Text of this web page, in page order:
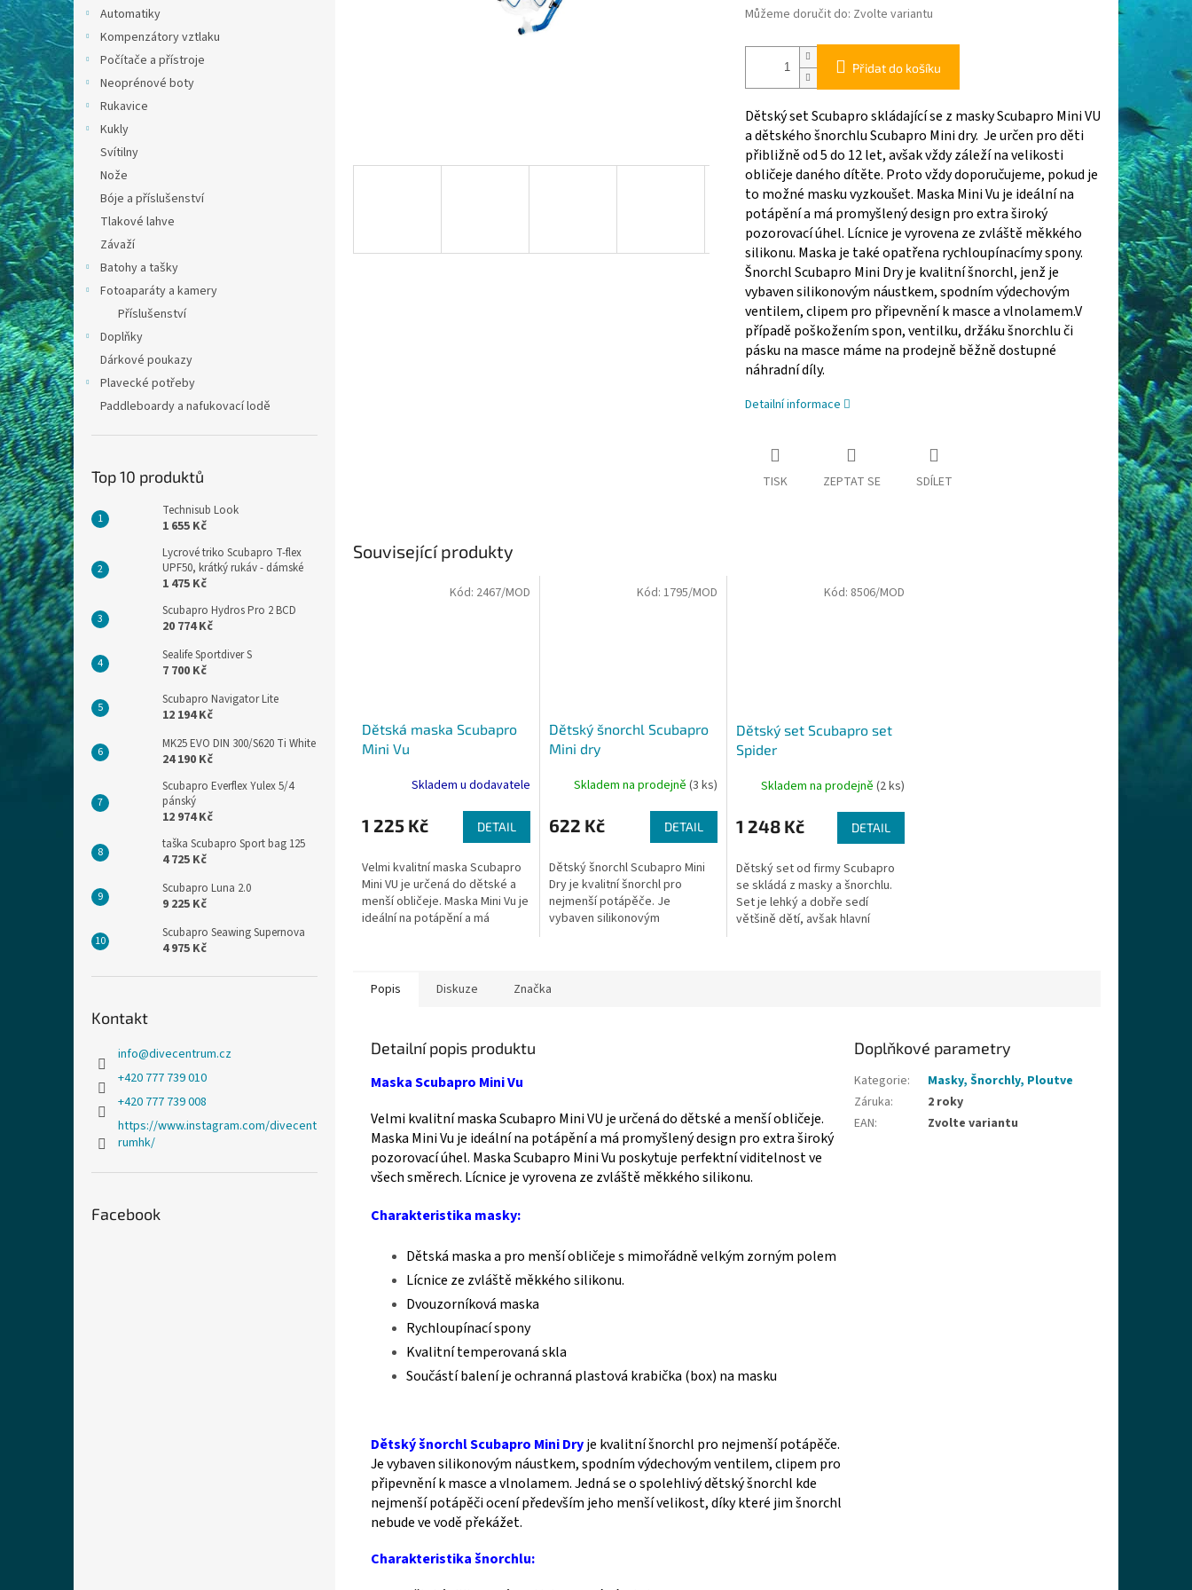
n
e
l
Automatiky
Kompenzátory vztlaku
Počítače a přístroje
Neoprénové boty
Rukavice
Kukly
Svítilny
Nože
Bóje a příslušenství
Tlakové lahve
Závaží
Batohy a tašky
Fotoaparáty a kamery
Příslušenství
Doplňky
Dárkové poukazy
Plavecké potřeby
Paddleboardy a nafukovací lodě
Top 10 produktů
Technisub Look
1 655 Kč
Lycrové triko Scubapro T-flex
UPF50, krátký rukáv - dámské
1 475 Kč
Scubapro Hydros Pro 2 BCD
20 774 Kč
Sealife Sportdiver S
7 700 Kč
Scubapro Navigator Lite
12 194 Kč
MK25 EVO DIN 300/S620 Ti White
24 190 Kč
Scubapro Everflex Yulex 5/4
pánský
12 974 Kč
taška Scubapro Sport bag 125
4 725 Kč
Scubapro Luna 2.0
9 225 Kč
Scubapro Seawing Supernova
4 975 Kč
Kontakt
info@divecentrum.cz
+420 777 739 010
+420 777 739 008
https://www.instagram.com/divecent
rumhk/
Facebook
Můžeme doručit do: Zvolte variantu
Přidat do košíku
Dětský set Scubapro skládající se z masky Scubapro Mini VU
a dětského šnorchlu Scubapro Mini dry. Je určen pro děti
přibližně od 5 do 12 let, avšak vždy záleží na velikosti
obličeje daného dítěte. Proto vždy doporučujeme, pokud je
to možné masku vyzkoušet. Maska Mini Vu je ideální na
potápění ​a má​ promyšlený design pro extra široký
pozorovací úhel. Lícnice je vyrovena ze zvláště měkkého
silikonu. Maska je také opatřena rychloupínacímy spony.
Šnorchl Scubapro Mini Dry je kvalitní šnorchl, jenž je
vybaven silikonovým náustkem, spodním výdechovým
ventilem, clipem pro připevnění k masce a vlnolamem.V
případě poškožením spon, ventilku, držáku šnorchlu či
pásku na masce máme na prodejně běžně dostupné
náhradní díly.
Detailní informace
TISK ZEPTAT SE SDÍLET
Související produkty
Dětská maska Scubapro
Mini Vu
Skladem u dodavatele
1 225 Kč DETAIL
Velmi kvalitní maska Scubapro
Mini VU je určená do dětské a
menší obličeje. Maska Mini Vu je
ideální na potápění ​a má​
Kód: 2467/MOD
Dětský šnorchl Scubapro
Mini dry
Skladem na prodejně (3 ks)
622 Kč DETAIL
Dětský šnorchl Scubapro Mini
Dry je kvalitní šnorchl pro
nejmenší potápěče. Je
vybaven silikonovým
Kód: 1795/MOD
Dětský set Scubapro set
Spider
Skladem na prodejně(2 ks)
1 248 Kč DETAIL
Dětský set od firmy Scubapro
se skládá z masky a šnorchlu.
Set je lehký a dobře sedí
většině dětí, avšak hlavní
Kód: 8506/MOD
Popis Diskuze Značka
Detailní popis produktu
Maska Scubapro Mini Vu
Velmi kvalitní maska Scubapro Mini VU je určená do dětské a menší obličeje.
Maska Mini Vu je ideální na potápění ​a má​ promyšlený design pro extra široký
pozorovací úhel. Maska Scubapro Mini Vu poskytuje perfektní viditelnost ve
všech směrech. Lícnice je vyrovena ze zvláště měkkého silikonu.
Charakteristika masky:
Dětská maska a pro menší obličeje s mimořádně velkým zorným polem
Lícnice ze zvláště měkkého silikonu.
Dvouzorníková maska
Rychloupínací spony
Kvalitní temperovaná skla
Součástí balení je ochranná plastová krabička (box) na masku
Dětský šnorchl Scubapro Mini Dryje kvalitní šnorchl pro nejmenší potápěče.
Je vybaven silikonovým náustkem, spodním výdechovým ventilem, clipem pro
připevnění k masce a vlnolamem. Jedná se o spolehlivý dětský šnorchl kde
nejmenší potápěči ocení především jeho menší velikost, díky které jim šnorchl
nebude ve vodě překážet.
Charakteristika šnorchlu:
Doplňkové parametry
Kategorie:
Masky, Šnorchly, Ploutve
Záruka:
2 roky
EAN: Zvolte variantu